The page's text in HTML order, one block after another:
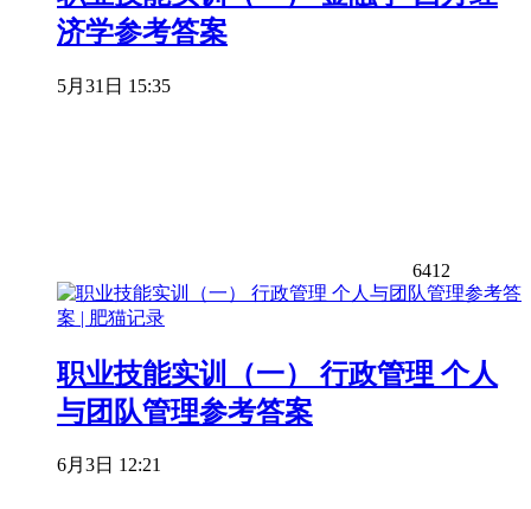
济学参考答案
5月31日 15:35
6412
职业技能实训（一） 行政管理 个人
与团队管理参考答案
6月3日 12:21